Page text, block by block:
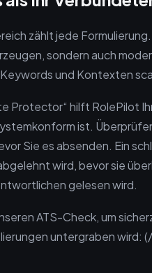
zählt jede
sondern auch
und Kontexten
Protector“ hilft RolePilot
ist.
Sie es absenden. Ein
wird, bevor sie
gelesen wird.
ATS-Check, um
untergraben wird: